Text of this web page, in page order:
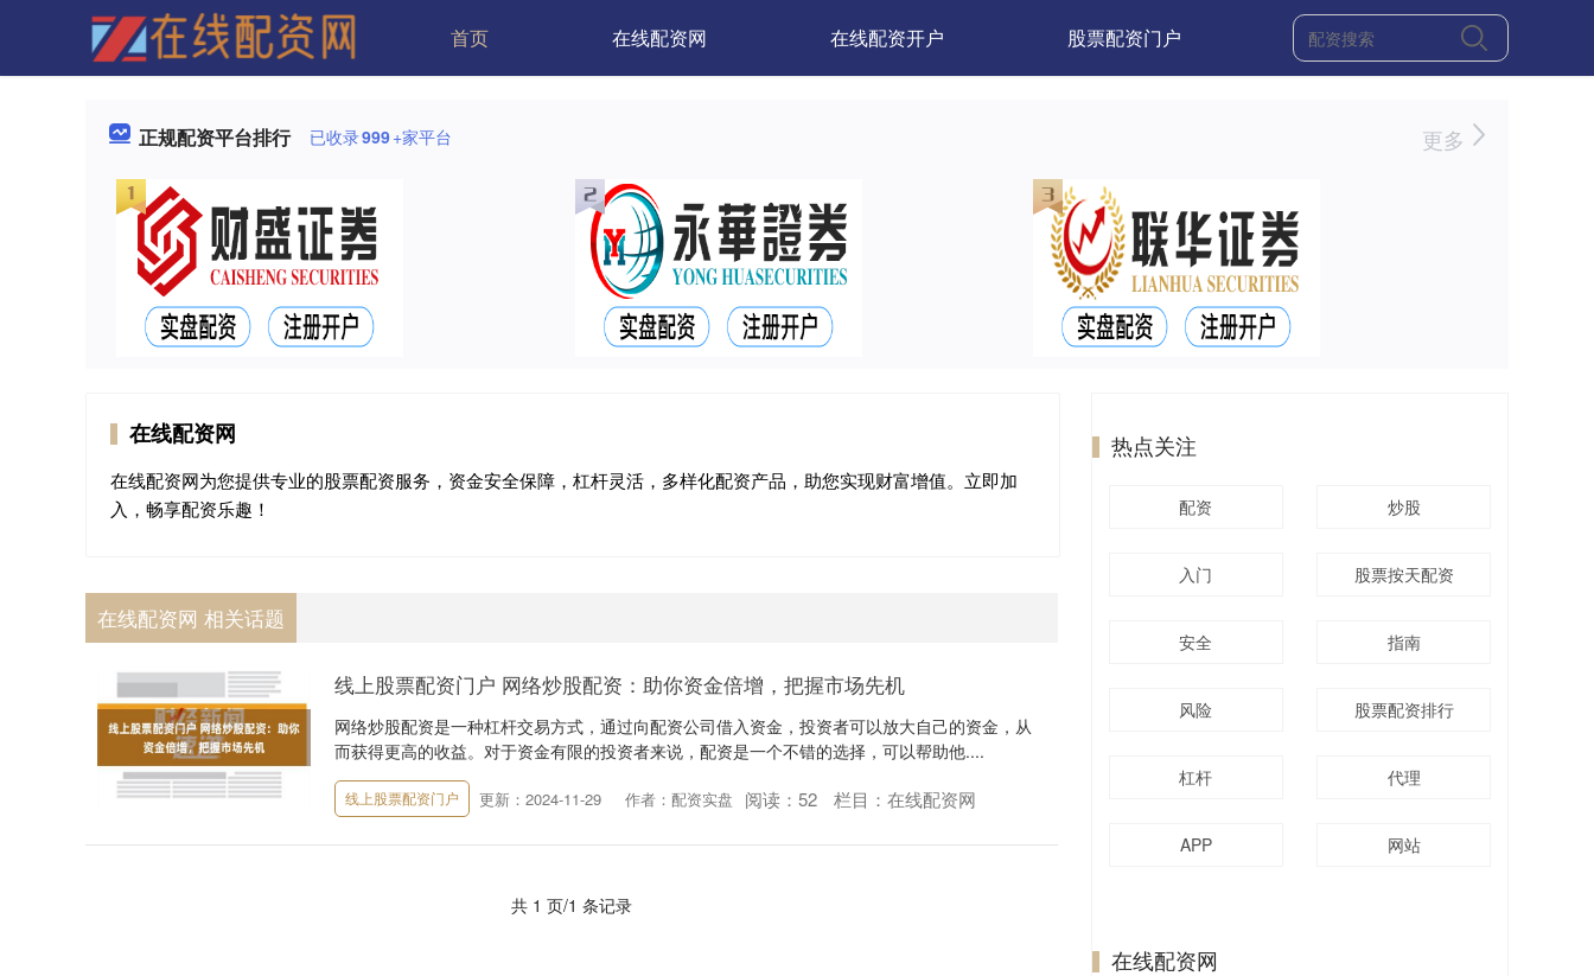
首页 在线配资网 在线配资开户 股票配资门户
正规配资平台排行 已收录999+家平台 更多
在线配资网
在线配资网为您提供专业的股票配资服务，资金安全保障，杠杆灵活，多样化配资产品，助您实现财富增值。立即加
入，畅享配资乐趣！
在线配资网 相关话题
线上股票配资门户 网络炒股配资：助你资金倍增，把握市场先机
网络炒股配资是一种杠杆交易方式，通过向配资公司借入资金，投资者可以放大自己的资金，从
而获得更高的收益。对于资金有限的投资者来说，配资是一个不错的选择，可以帮助他....
线上股票配资门户 更新：2024-11-29 作者：配资实盘 阅读： 52 栏目： 在线配资网
共 1 页/1 条记录
热点关注
配资 炒股
入门 股票按天配资
安全 指南
风险 股票配资排行
杠杆 代理
APP 网站
在线配资网